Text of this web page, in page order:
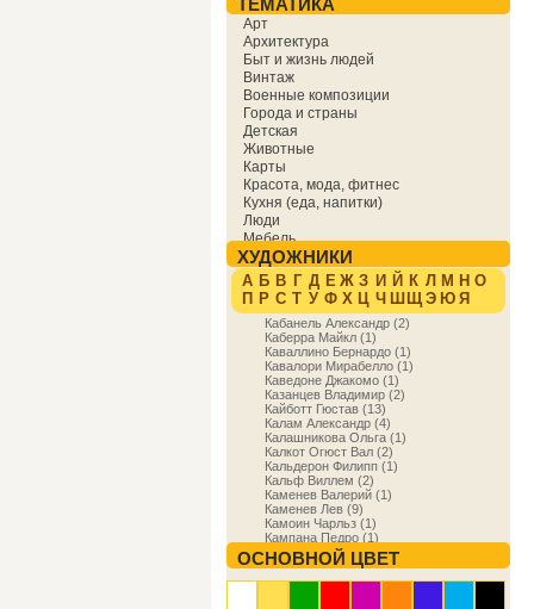
ТЕМАТИКА
Арт
Архитектура
Быт и жизнь людей
Винтаж
Военные композиции
Города и страны
Детская
Животные
Карты
Красота, мода, фитнес
Кухня (еда, напитки)
Люди
Мебель
Мировая культура
Музыка
Надписи
Образование
Отдых
Охота
Праздники
Природа
Религия и духовность
Спорт
Сфера деятельности
Транспорт
Фракталы
Фэнтези
Цветы
Юмор
ХУДОЖНИКИ
А Б В Г Д Е Ж З И Й К Л М Н О
П Р С Т У Ф Х Ц Ч Ш Щ Э Ю Я
Кабанель Александр (2)
Каберра Майкл (1)
Каваллино Бернардо (1)
Кавалори Мирабелло (1)
Каведоне Джакомо (1)
Казанцев Владимир (2)
Кайботт Гюстав (13)
Калам Александр (4)
Калашникова Ольга (1)
Калкот Огюст Вал (2)
Кальдерон Филипп (1)
Кальф Виллем (2)
Каменев Валерий (1)
Каменев Лев (9)
Камоин Чарльз (1)
Кампана Педро (1)
Кампен Робер (2)
Кан Ивонн (5)
Каналетто Антонио (18)
ОСНОВНОЙ ЦВЕТ